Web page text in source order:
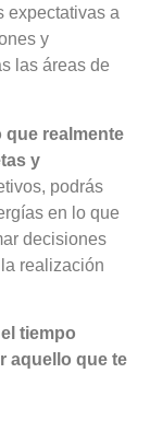
expectativas a
y
las áreas de
que realmente
y
podrás
en lo que
decisiones
realización
tiempo
aquello que te